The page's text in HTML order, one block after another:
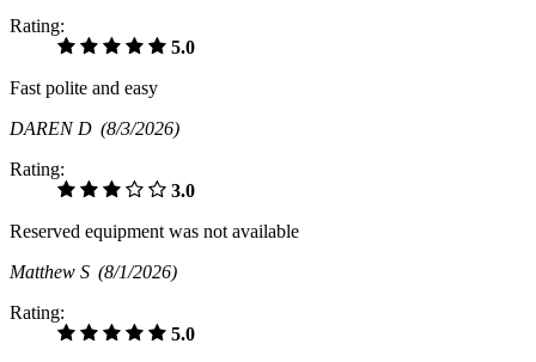
Rating:
5.0
Fast polite and easy
DAREN D (8/3/2026)
Rating:
3.0
Reserved equipment was not available
Matthew S (8/1/2026)
Rating:
5.0